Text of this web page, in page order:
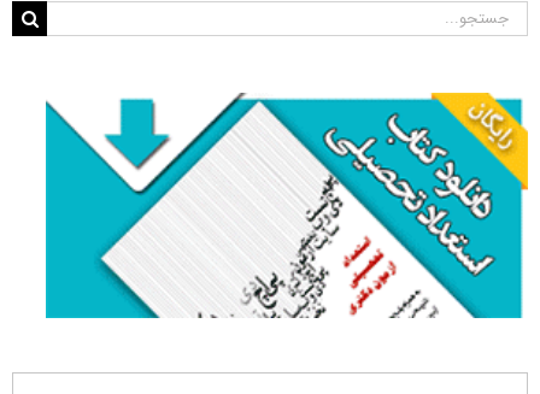
جستجو